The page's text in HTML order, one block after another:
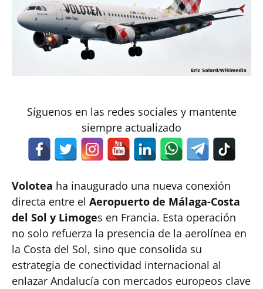
Síguenos en las redes sociales y mantente
siempre actualizado
Volotea ha inaugurado una nueva conexión
directa entre el Aeropuerto de Málaga-Costa
del Sol y Limoges en Francia. Esta operación
no solo refuerza la presencia de la aerolínea en
la Costa del Sol, sino que consolida su
estrategia de conectividad internacional al
enlazar Andalucía con mercados europeos clave